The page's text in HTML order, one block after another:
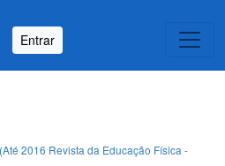
Entrar
2016 Revista da Educação Física -